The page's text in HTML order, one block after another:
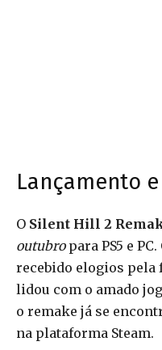
Lançamento
O Silent Hill 2
outubropara PS5 e
recebido elogios pela
lidou com o amado
o remake já se
na plataforma Steam.